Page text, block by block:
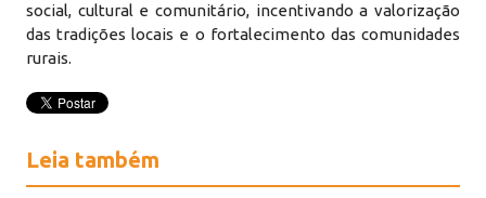
social, cultural e comunitário, incentivando a valorização
das tradições locais e o fortalecimento das comunidades
rurais.
Leia também